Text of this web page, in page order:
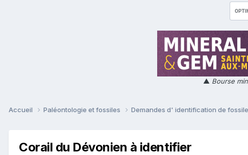
▲ Bourse
Accueil Paléontologie et fossiles Demandes d' identification de
Corail du Dévonien à identifier